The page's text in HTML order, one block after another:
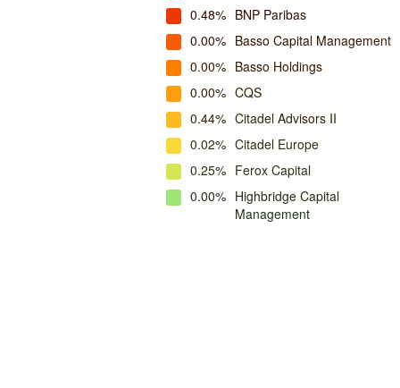
0.48% BNP Paribas
0.00% Basso Capital Management
0.00% Basso Holdings
0.00% CQS
0.44% Citadel Advisors II
0.02% Citadel Europe
0.25% Ferox Capital
0.00% Highbridge Capital
Management